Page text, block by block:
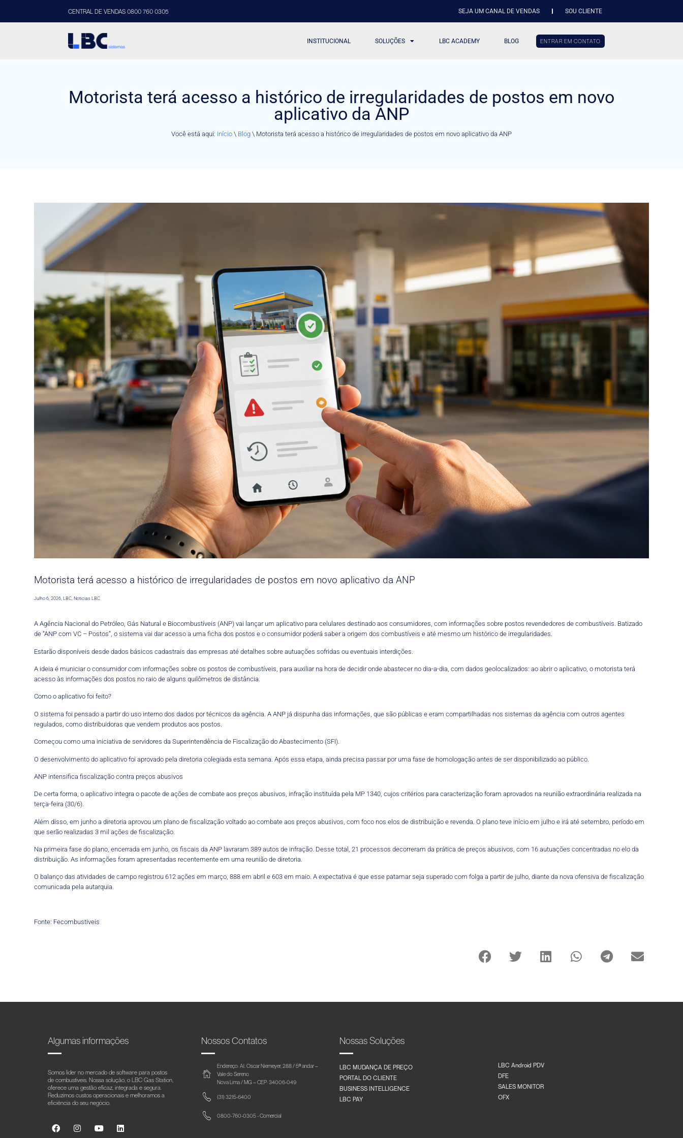
CENTRAL DE VENDAS 0800 760 0305 SEJA UM CANAL DE VENDAS SOU CLIENTE
INSTITUCIONAL SOLUÇÕES LBC ACADEMY BLOG ENTRAR EM CONTATO
Motorista terá acesso a histórico de irregularidades de postos em novo
aplicativo da ANP
Você está aqui: Início \ Blog \ Motorista terá acesso a histórico de irregularidades de postos em novo aplicativo da ANP
Motorista terá acesso a histórico de irregularidades de postos em novo aplicativo da ANP
Julho 6, 2026 ,LBC Noticias LBC
A Agência Nacional do Petróleo, Gás Natural e Biocombustíveis (ANP) vai lançar um aplicativo para celulares destinado aos consumidores, com informações sobre postos revendedores de combustíveis. Batizado
de “ANP com VC – Postos”, o sistema vai dar acesso a uma ficha dos postos e o consumidor poderá saber a origem dos combustíveis e até mesmo um histórico de irregularidades.
Estarão disponíveis desde dados básicos cadastrais das empresas até detalhes sobre autuações sofridas ou eventuais interdições.
A ideia é municiar o consumidor com informações sobre os postos de combustíveis, para auxiliar na hora de decidir onde abastecer no dia-a-dia, com dados geolocalizados: ao abrir o aplicativo, o motorista terá
acesso às informações dos postos no raio de alguns quilômetros de distância.
Como o aplicativo foi feito?
O sistema foi pensado a partir do uso interno dos dados por técnicos da agência. A ANP já dispunha das informações, que são públicas e eram compartilhadas nos sistemas da agência com outros agentes
regulados, como distribuidoras que vendem produtos aos postos.
Começou como uma iniciativa de servidores da Superintendência de Fiscalização do Abastecimento (SFI).
O desenvolvimento do aplicativo foi aprovado pela diretoria colegiada esta semana. Após essa etapa, ainda precisa passar por uma fase de homologação antes de ser disponibilizado ao público.
ANP intensifica fiscalização contra preços abusivos
De certa forma, o aplicativo integra o pacote de ações de combate aos preços abusivos, infração instituída pela MP 1340, cujos critérios para caracterização foram aprovados na reunião extraordinária realizada na
terça-feira (30/6).
Além disso, em junho a diretoria aprovou um plano de fiscalização voltado ao combate aos preços abusivos, com foco nos elos de distribuição e revenda. O plano teve início em julho e irá até setembro, período em
que serão realizadas 3 mil ações de fiscalização.
Na primeira fase do plano, encerrada em junho, os fiscais da ANP lavraram 389 autos de infração. Desse total, 21 processos decorreram da prática de preços abusivos, com 16 autuações concentradas no elo da
distribuição. As informações foram apresentadas recentemente em uma reunião de diretoria.
O balanço das atividades de campo registrou 612 ações em março, 888 em abril e 603 em maio. A expectativa é que esse patamar seja superado com folga a partir de julho, diante da nova ofensiva de fiscalização
comunicada pela autarquia.
Fonte: Fecombustiveis
Algumas informações
Somos líder no mercado de software para postos
de combustíveis. Nossa solução, o LBC Gas Station,
oferece uma gestão eficaz, integrada e segura.
Reduzimos custos operacionais e melhoramos a
eficiência do seu negócio.
Nossos Contatos
Endereço: Al. Oscar Niemeyer, 288 / 5º andar –
Vale do Sereno
Nova Lima / MG – CEP: 34006-049
(31) 3215-6400
0800-760-0305 - Comercial
Nossas Soluções
LBC MUDANÇA DE PREÇO
PORTAL DO CLIENTE
BUSINESS INTELLIGENCE
LBC PAY
LBC Android PDV
DFE
SALES MONITOR
OFX